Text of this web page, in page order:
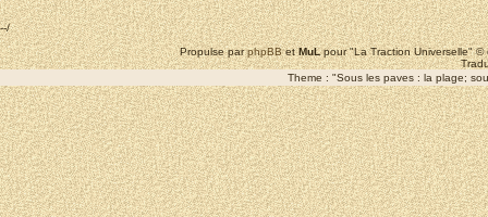
--/
Propulse parphpBBetMuLpour "La Traction Universelle"
Theme : "Sous les paves : la plage;